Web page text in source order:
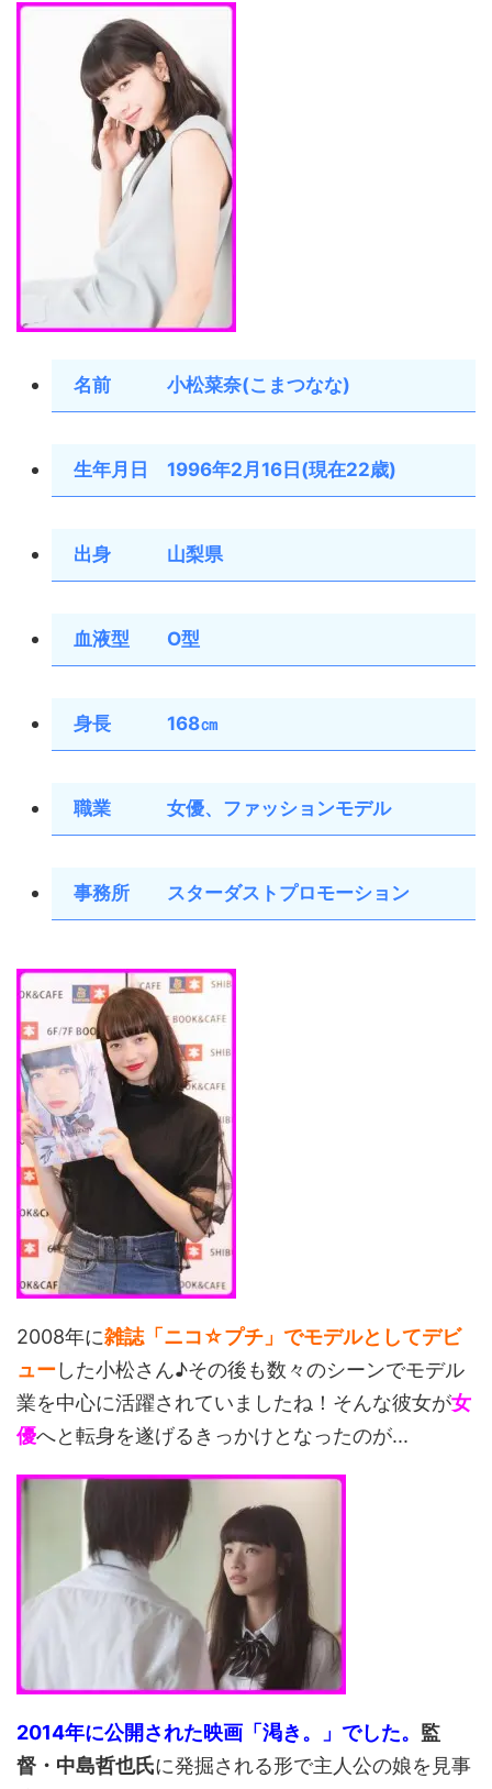
名前 小松菜奈(こまつなな)
生年月日 1996年2月16日(現在22歳)
出身 山梨県
血液型 O型
身長 168㎝
職業 女優、ファッションモデル
事務所 スターダストプロモーション
2008年に雑誌「ニコ☆プチ」でモデルとしてデビ
ューした小松さん♪その後も数々のシーンでモデル
業を中心に活躍されていましたね！そんな彼女が女
優へと転身を遂げるきっかけとなったのが...
2014年に公開された映画「渇き。」でした。 監
督・中島哲也氏に発掘される形で主人公の娘を見事